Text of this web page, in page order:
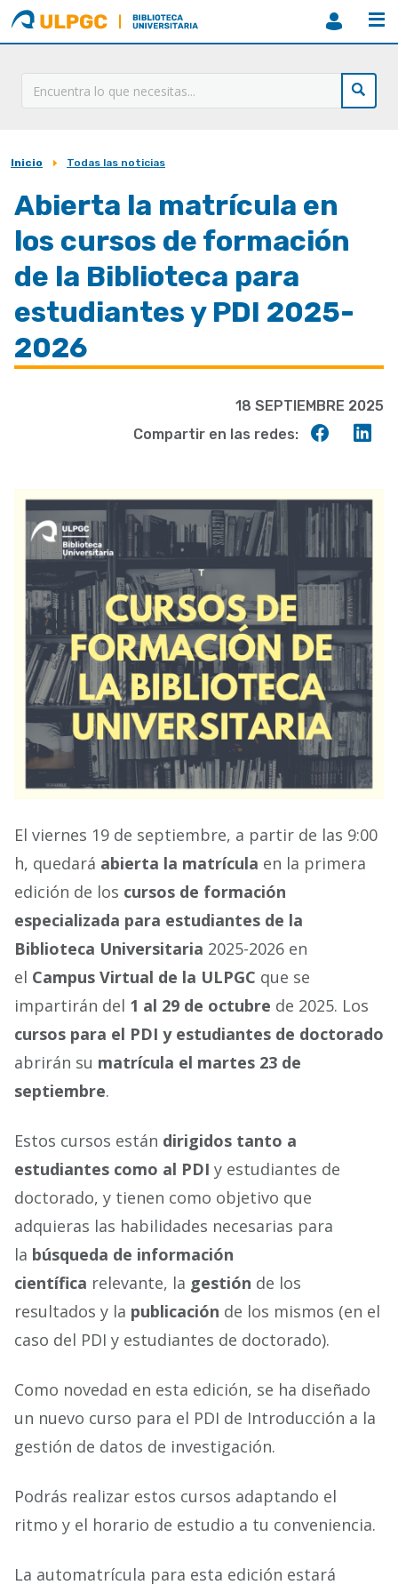
ULPGC
Biblioteca
ULPGC
Sobrescribir
enlaces
de
ayuda
a
la
navegación
Inicio Todas las noticias
Abierta la matrícula en
los cursos de formación
de la Biblioteca para
estudiantes y PDI 2025-
2026
18 SEPTIEMBRE 2025
Compartir en las redes:
El viernes 19 de septiembre, a partir de las 9:00
h, quedará abierta la matrícula en la primera
edición de los cursos de formación
especializada para estudiantes de la
Biblioteca Universitaria 2025-2026 en
el Campus Virtual de la ULPGC que se
impartirán del 1 al 29 de octubre de 2025. Los
cursos para el PDI y estudiantes de doctorado
abrirán su matrícula el martes 23 de
septiembre.
Estos cursos están dirigidos tanto a
estudiantes como al PDI y estudiantes de
doctorado, y tienen como objetivo que
adquieras las habilidades necesarias para
la búsqueda de información
científica relevante, la gestión de los
resultados y la publicación de los mismos (en el
caso del PDI y estudiantes de doctorado).
Como novedad en esta edición, se ha diseñado
un nuevo curso para el PDI de Introducción a la
gestión de datos de investigación.
Podrás realizar estos cursos adaptando el
ritmo y el horario de estudio a tu conveniencia.
La automatrícula para esta edición estará